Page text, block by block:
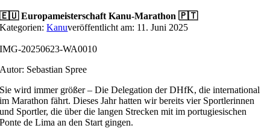
🇪🇺 Europameisterschaft Kanu-Marathon 🇵🇹
Kategorien:Kanuveröffentlicht am: 11. Juni 2025
IMG-20250623-WA0010
Autor: Sebastian Spree
Sie wird immer größer – Die Delegation der DHfK, die international
im Marathon fährt. Dieses Jahr hatten wir bereits vier Sportlerinnen
und Sportler, die über die langen Strecken mit im portugiesischen
Ponte de Lima an den Start gingen.